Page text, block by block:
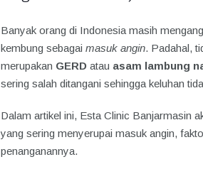
Banyak orang di Indonesia masih
kembung sebagai masuk angin. Padahal,
merupakan GERD atau asam lambung
sering salah ditangani sehingga keluhan
Dalam artikel ini, Esta Clinic Banjarmasin
yang sering menyerupai masuk angin,
penanganannya.